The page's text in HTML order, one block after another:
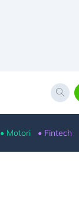
• Motori • Fintech